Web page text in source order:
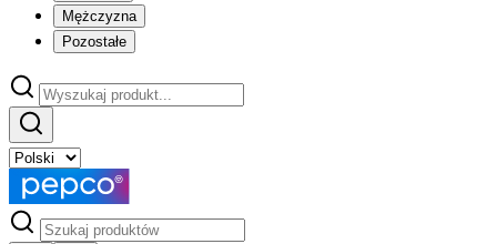
Mężczyzna
Pozostałe